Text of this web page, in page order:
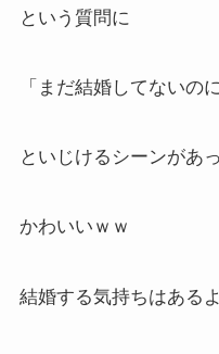
という質問に
「まだ結婚してないの
といじけるシーンがあ
かわいいｗｗ
結婚する気持ちはある